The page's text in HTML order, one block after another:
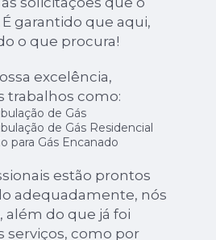
garantido que aqui,
o que procura!
excelência,
trabalhos como:
de Gás
de Gás Residencial
para Gás Encanado
estão prontos
adequadamente, nós
além do que já foi
serviços, como por